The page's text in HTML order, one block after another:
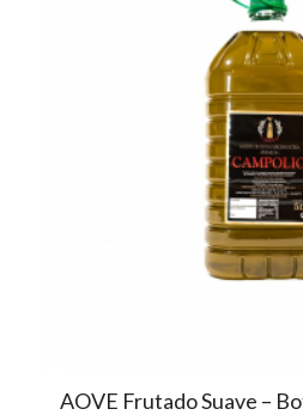
AOVE Frutado Suave –